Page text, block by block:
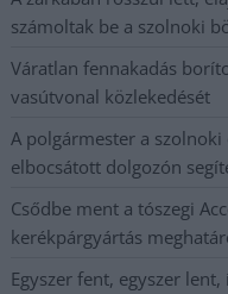
számoltak be a szolnoki
Váratlan fennakadás
vasútvonal közlekedését
A polgármester a
elbocsátott dolgozón
Csődbe ment a tószegi
kerékpárgyártás
Egyszer fent, egyszer